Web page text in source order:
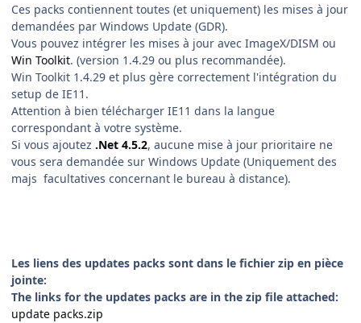
Ces packs contiennent toutes (et uniquement) les mises à jour
demandées par Windows Update (GDR).
Vous pouvez intégrer les mises à jour avec ImageX/DISM ou
Win Toolkit. (version 1.4.29 ou plus recommandée).
Win Toolkit 1.4.29 et plus gère correctement l'intégration du
setup de IE11.
Attention à bien télécharger IE11 dans la langue
correspondant à votre système.
Si vous ajoutez .Net 4.5.2, aucune mise à jour prioritaire ne
vous sera demandée sur Windows Update (Uniquement des
majs facultatives concernant le bureau à distance).
Les liens des updates packs sont dans le fichier zip en pièce
jointe:
The links for the updates packs are in the zip file attached:
update packs.zip